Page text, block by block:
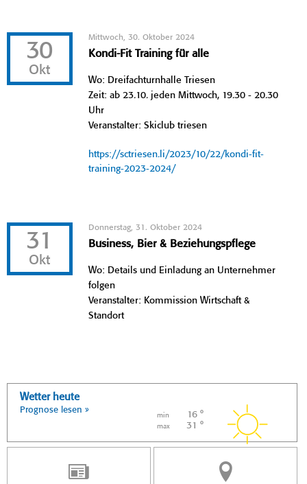
30
Okt
Mittwoch, 30. Oktober 2024
Kondi-Fit Training für alle
Wo: Dreifachturnhalle Triesen
Zeit: ab 23.10. jeden Mittwoch, 19.30 - 20.30
Uhr
Veranstalter: Skiclub triesen
https://sctriesen.li/2023/10/22/kondi-fit-
training-2023-2024/
31
Okt
Donnerstag, 31. Oktober 2024
Business, Bier & Beziehungspflege
Wo: Details und Einladung an Unternehmer
folgen
Veranstalter: Kommission Wirtschaft &
Standort
Wetter heute
Prognose lesen »
min 16 °
max 31 °